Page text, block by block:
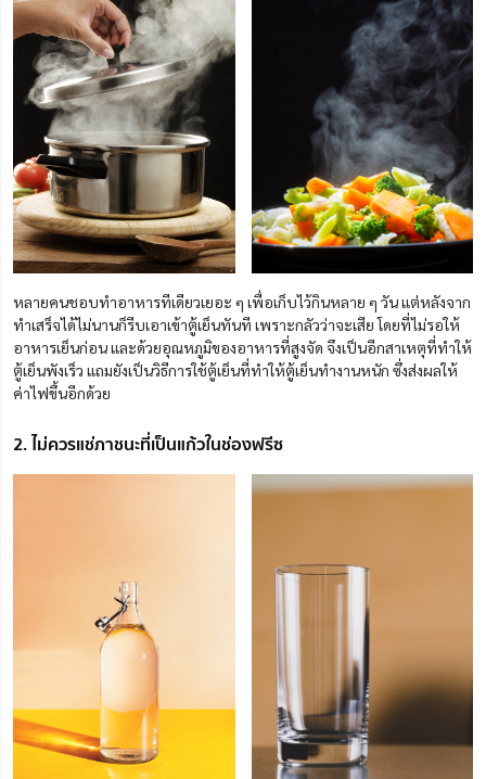
หลายคนชอบทำอาหารทีเดียวเยอะ ๆ เพื่อเก็บไว้กินหลาย ๆ วัน แต่หลังจาก
ทำเสร็จได้ไม่นานก็รีบเอาเข้าตู้เย็นทันที เพราะกลัวว่าจะเสีย โดยที่ไม่รอให้
อาหารเย็นก่อน และด้วยอุณหภูมิของอาหารที่สูงจัด จึงเป็นอีกสาเหตุที่ทำให้
ตู้เย็นพังเร็ว แถมยังเป็นวิธีการใช้ตู้เย็นที่ทำให้ตู้เย็นทำงานหนัก ซึ่งส่งผลให้
ค่าไฟขึ้นอีกด้วย
2. ไม่ควรแช่ภาชนะที่เป็นแก้วในช่องฟรีซ